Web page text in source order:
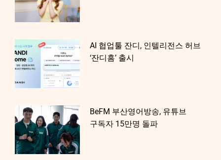
AI 협업툴 잔디, 인텔리전스 허브
‘잔디홈’ 출시
BeFM 부산영어방송, 유튜브
구독자 15만명 돌파